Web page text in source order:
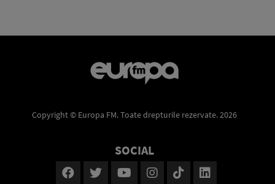
Copyright © Europa FM. Toate drepturile rezervate. 2026
SOCIAL